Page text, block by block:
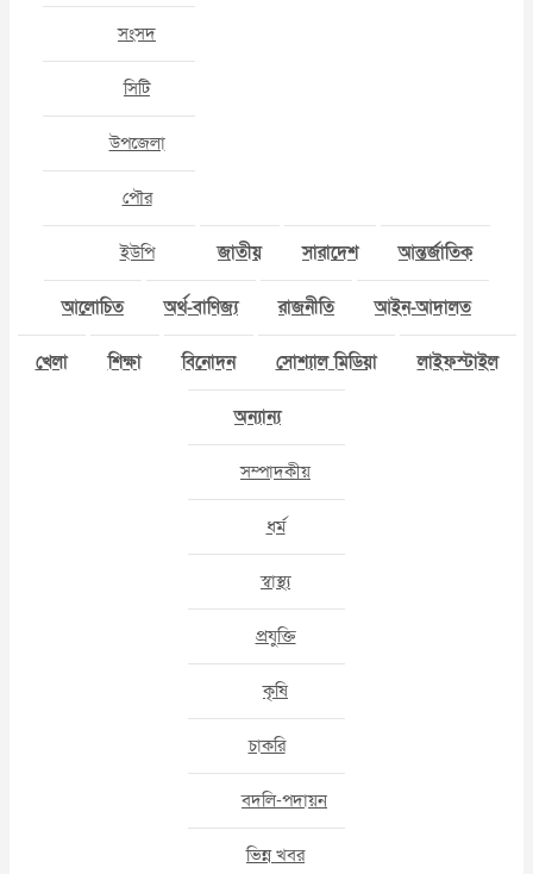
সংসদ
সিটি
উপজেলা
পৌর
ইউপি জাতীয় সারাদেশ আন্তর্জাতিক
আলোচিত অর্থ-বাণিজ্য রাজনীতি আইন-আদালত
খেলা শিক্ষা বিনোদন সোশ্যাল মিডিয়া লাইফস্টাইল
অন্যান্য
সম্পাদকীয়
ধর্ম
স্বাস্থ্য
প্রযুক্তি
কৃষি
চাকরি
বদলি-পদায়ন
ভিন্ন খবর